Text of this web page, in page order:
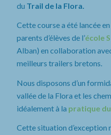
du Trail de la Flora.
Cette course a été lancée
parents d’élèves de l’école
Alban) en collaboration
meilleurs trailers bretons.
Nous disposons d’un
vallée de la Flora et les
idéalement à la pratique
Cette situation d’exception